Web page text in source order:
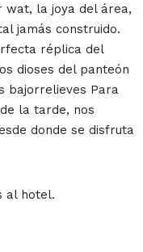
wat, la joya del área,
jamás construido.
réplica del
dioses del panteón
bajorrelieves Para
la tarde, nos
donde se disfruta
al hotel.